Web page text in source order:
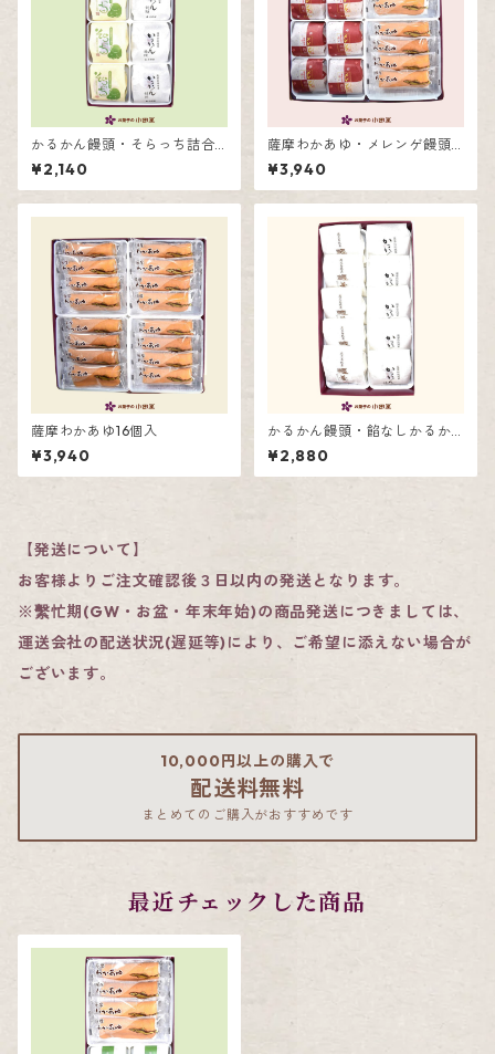
かるかん饅頭・そらっち詰合
せ8個入
¥2,140
薩摩わかあゆ・メレンゲ饅頭
詰合せ16個入
¥3,940
薩摩わかあゆ16個入
¥3,940
かるかん饅頭・餡なしかるか
ん詰合せ10個入
¥2,880
【発送について】
お客様よりご注文確認後３日以内の発送となります。
※繫忙期(GW・お盆・年末年始)の商品発送につきましては、
運送会社の配送状況(遅延等)により、ご希望に添えない場合が
ございます。
10,000円以上の購入で
配送料無料
まとめてのご購入がおすすめです
最近チェックした商品